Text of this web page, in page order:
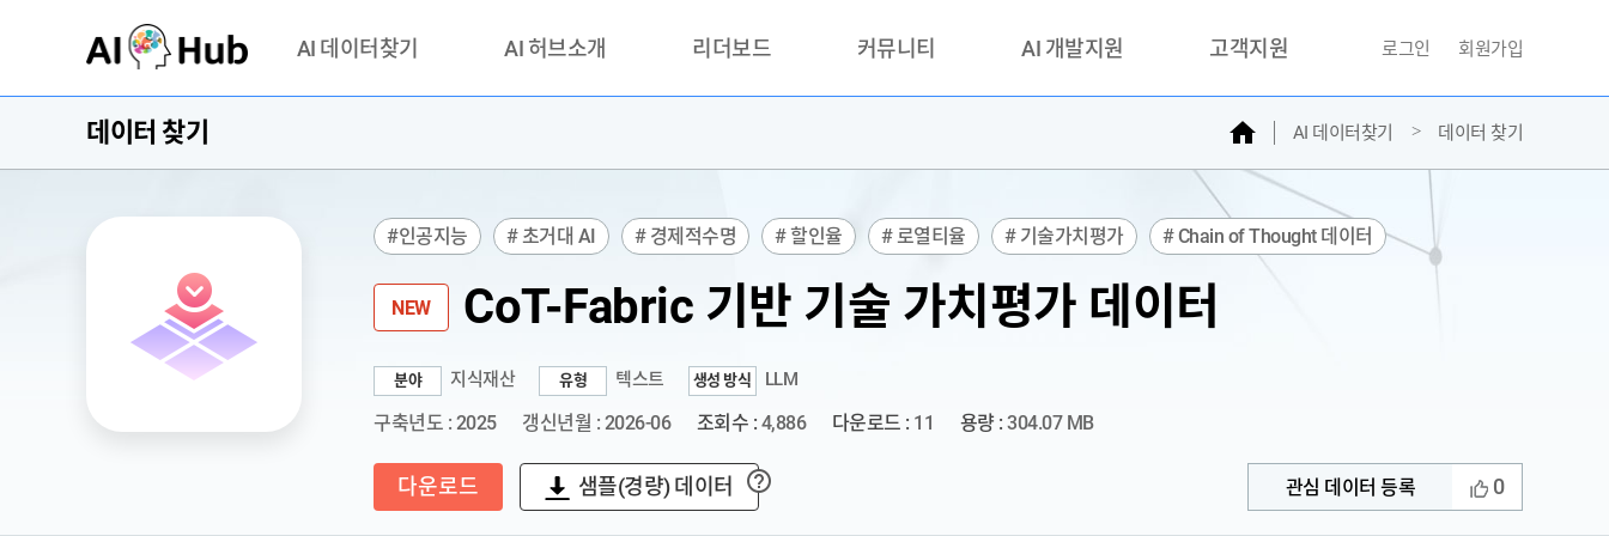
AI 데이터찾기
기관 제공 데이터
AI 허브 오픈 API
AI 허브소개
안심존이란?
이용정책
리더보드 커뮤니티
활용성과 우수사례
품질가이드
AI 개발지원 고객지원
문의하기
자주찾는질문
민원접수
AI데이터등록신청
성과조사
로그인 회원가입
데이터 찾기 홈 AI 데이터찾기 데이터 찾기
#인공지능 # 초거대 AI # 경제적수명 # 할인율 # 로열티율 # 기술가치평가 # Chain of Thought 데이터
NEW CoT-Fabric 기반 기술 가치평가 데이터
분야 지식재산 유형 텍스트 생성 방식 LLM
구축년도 : 2025 갱신년월 : 2026-06 조회수 : 4,886 다운로드 : 11 용량 : 304.07 MB
다운로드 샘플(경량) 데이터 ? 관심 데이터 등록 0